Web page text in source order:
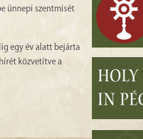
ünnepi szentmisét
egy év alatt bejárta
közvetítve a